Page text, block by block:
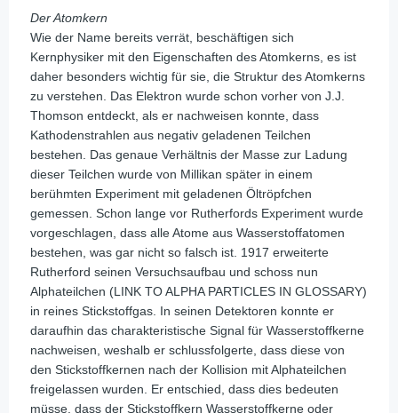
Der Atomkern
Wie der Name bereits verrät, beschäftigen sich
Kernphysiker mit den Eigenschaften des Atomkerns, es ist
daher besonders wichtig für sie, die Struktur des Atomkerns
zu verstehen. Das Elektron wurde schon vorher von J.J.
Thomson entdeckt, als er nachweisen konnte, dass
Kathodenstrahlen aus negativ geladenen Teilchen
bestehen. Das genaue Verhältnis der Masse zur Ladung
dieser Teilchen wurde von Millikan später in einem
berühmten Experiment mit geladenen Öltröpfchen
gemessen. Schon lange vor Rutherfords Experiment wurde
vorgeschlagen, dass alle Atome aus Wasserstoffatomen
bestehen, was gar nicht so falsch ist. 1917 erweiterte
Rutherford seinen Versuchsaufbau und schoss nun
Alphateilchen (LINK TO ALPHA PARTICLES IN GLOSSARY)
in reines Stickstoffgas. In seinen Detektoren konnte er
daraufhin das charakteristische Signal für Wasserstoffkerne
nachweisen, weshalb er schlussfolgerte, dass diese von
den Stickstoffkernen nach der Kollision mit Alphateilchen
freigelassen wurden. Er entschied, dass dies bedeuten
müsse, dass der Stickstoffkern Wasserstoffkerne oder